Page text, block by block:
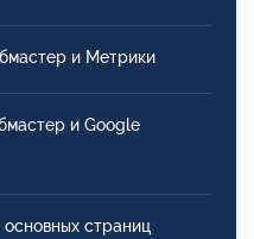
и Метрики
и Google
страниц